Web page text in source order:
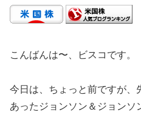
こんばんは〜、ビスコです。
今日は、ちょっと前ですが、
あったジョンソン＆ジョンソ